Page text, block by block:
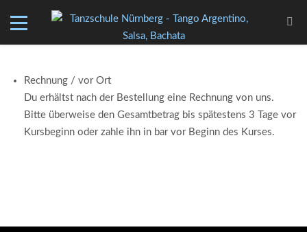
Rechnung / vor Ort
Du erhältst nach der Bestellung eine Rechnung von uns.
Bitte überweise den Gesamtbetrag bis spätestens 3 Tage vor
Kursbeginn oder zahle ihn in bar vor Beginn des Kurses.